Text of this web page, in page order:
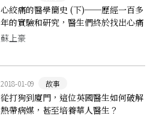
心絞痛的醫學簡史 (下)──歷經一百多
年的實驗和研究，醫生們終於找出心痛
的治療方法
蘇上豪
2018-01-09 故事
從打狗到廈門，這位英國醫生如何破解
熱帶病媒，甚至培養華人醫生？